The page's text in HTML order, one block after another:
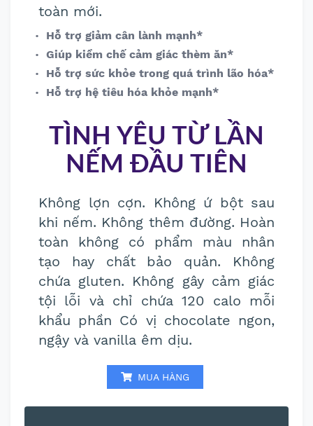
toàn mới.
Hỗ trợ giảm cân lành mạnh*
Giúp kiềm chế cảm giác thèm ăn*
Hỗ trợ sức khỏe trong quá trình lão hóa*
Hỗ trợ hệ tiêu hóa khỏe mạnh*
TÌNH YÊU TỪ LẦN
NẾM ĐẦU TIÊN
Không lợn cợn. Không ứ bột sau
khi nếm. Không thêm đường. Hoàn
toàn không có phẩm màu nhân
tạo hay chất bảo quản. Không
chứa gluten. Không gây cảm giác
tội lỗi và chỉ chứa 120 calo mỗi
khẩu phần Có vị chocolate ngon,
ngậy và vanilla êm dịu.
MUA HÀNG